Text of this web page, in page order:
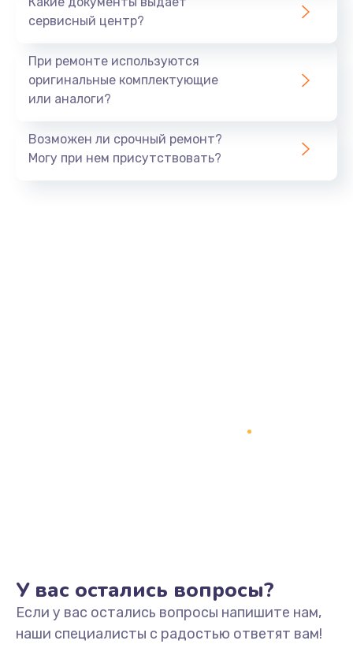
сервисный центр?
При ремонте используются
оригинальные комплектующие
или аналоги?
Возможен ли срочный ремонт?
Могу при нем присутствовать?
У вас остались вопросы?
Если у вас остались вопросы напишите нам,
наши специалисты с радостью ответят вам!